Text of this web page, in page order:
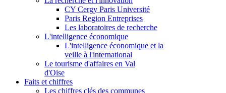
CY Cergy Paris Université
Paris Region Entreprises
Les laboratoires de recherche
L'intelligence économique
L'intelligence économique et la
veille à l'international
Le tourisme d'affaires en Val
d'Oise
Faits et chiffres
Les chiffres clés des communes